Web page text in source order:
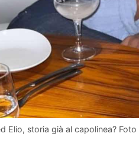
Elio, storia già al capolinea?